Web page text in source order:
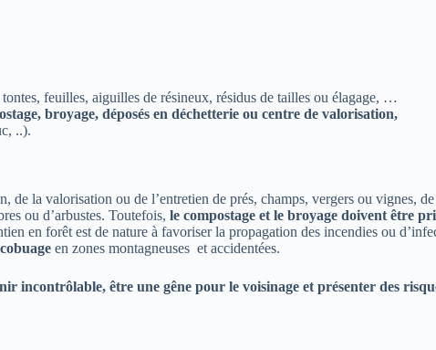
feuilles, aiguilles de résineux, résidus de tailles ou élagage, …
broyage, déposés en déchetterie ou centre de valorisation,
..).
de la valorisation ou de l’entretien de prés, champs, vergers ou vignes,
ou d’arbustes. Toutefois, le compostage et le broyage doivent être
en forêt est de nature à favoriser la propagation des incendies ou
en zones montagneuses et accidentées.
incontrôlable, être une gêne pour le voisinage et présenter des